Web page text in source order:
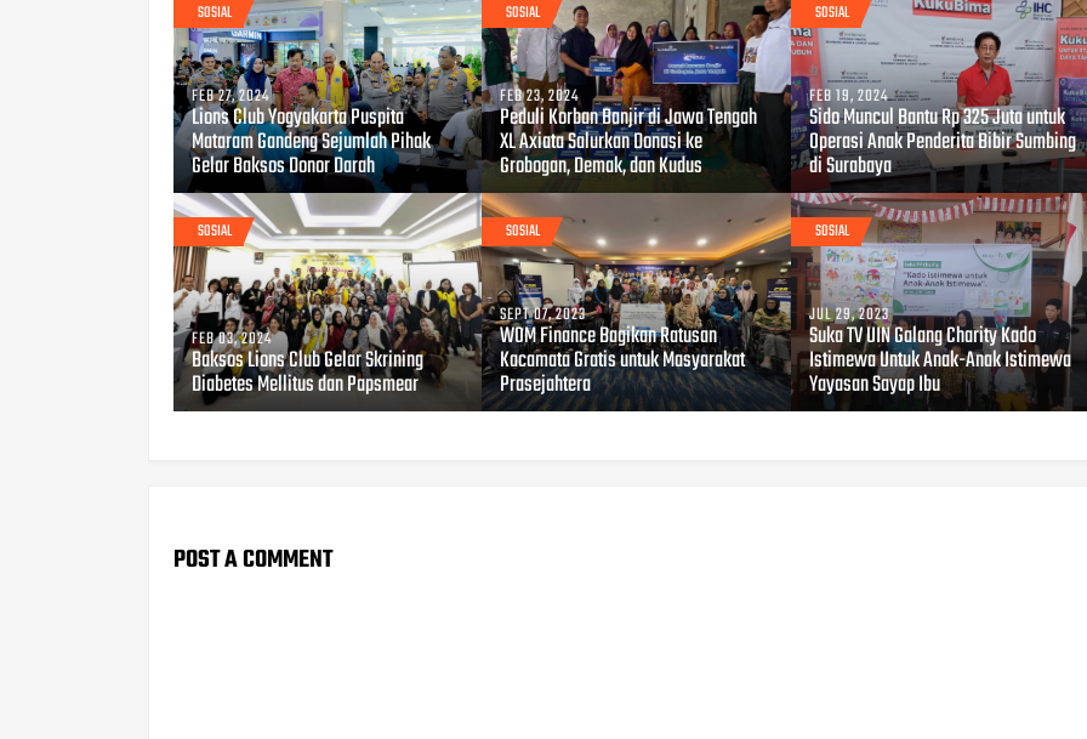
SOSIAL
FEB 27, 2024
Lions Club Yogyakarta Puspita
Mataram Gandeng Sejumlah Pihak
Gelar Baksos Donor Darah
SOSIAL
FEB 23, 2024
Peduli Korban Banjir di Jawa Tengah
XL Axiata Salurkan Donasi ke
Grobogan, Demak, dan Kudus
SOSIAL
FEB 19, 2024
Sido Muncul Bantu Rp 325 Juta untuk
Operasi Anak Penderita Bibir Sumbing
di Surabaya
SOSIAL
FEB 03, 2024
Baksos Lions Club Gelar Skrining
Diabetes Mellitus dan Papsmear
SOSIAL
SEPT 07, 2023
WOM Finance Bagikan Ratusan
Kacamata Gratis untuk Masyarakat
Prasejahtera
SOSIAL
JUL 29, 2023
Suka TV UIN Galang Charity Kado
Istimewa Untuk Anak-Anak Istimewa
Yayasan Sayap Ibu
POST A COMMENT